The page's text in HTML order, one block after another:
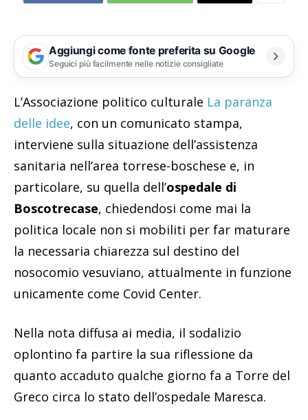
Aggiungi come fonte preferita su Google
Seguici più facilmente nelle notizie consigliate
L’Associazione politico culturale La paranza
delle idee, con un comunicato stampa,
interviene sulla situazione dell’assistenza
sanitaria nell’area torrese-boschese e, in
particolare, su quella dell’ospedale di
Boscotrecase, chiedendosi come mai la
politica locale non si mobiliti per far maturare
la necessaria chiarezza sul destino del
nosocomio vesuviano, attualmente in funzione
unicamente come Covid Center.
Nella nota diffusa ai media, il sodalizio
oplontino fa partire la sua riflessione da
quanto accaduto qualche giorno fa a Torre del
Greco circa lo stato dell’ospedale Maresca.